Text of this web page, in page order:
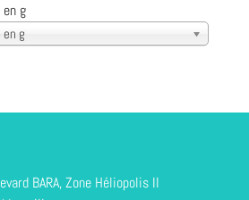
g
g
BARA, Zone Héliopolis II